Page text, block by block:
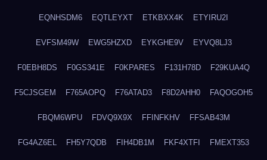
EQNHSDM6 EQTLEYXT ETKBXX4K ETYIRU2I
EVFSM49W EWG5HZXD EYKGHE9V EYVQ8LJ3
F0EBH8DS F0GS341E F0KPARES F131H78D F29KUA4Q
F5CJSGEM F765AOPQ F76ATAD3 F8D2AHH0 FAQOGOH5
FBQM6WPU FDVQ9X9X FFINFKHV FFSAB43M
FG4AZ6EL FH5Y7QDB FIH4DB1M FKF4XTFI FMEXT353